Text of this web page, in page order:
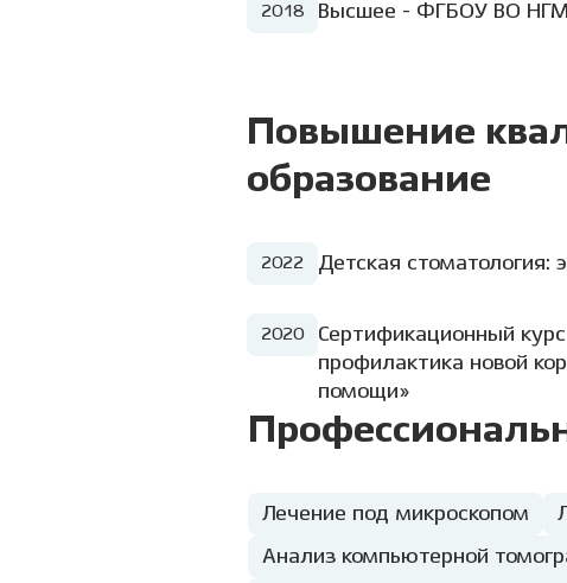
2018 Высшее - ФГБОУ ВО
Повышение
образование
2022 Детская стоматология:
2020
Сертификационный
профилактика новой
помощи»
Лечение под микроскопом
Анализ компьютерной